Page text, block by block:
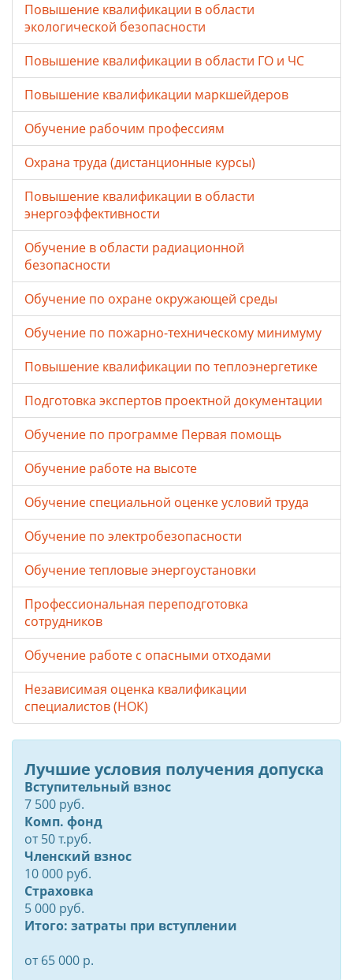
Повышение квалификации в области
экологической безопасности
Повышение квалификации в области ГО и ЧС
Повышение квалификации маркшейдеров
Обучение рабочим профессиям
Охрана труда (дистанционные курсы)
Повышение квалификации в области
энергоэффективности
Обучение в области радиационной
безопасности
Обучение по охране окружающей среды
Обучение по пожарно-техническому минимуму
Повышение квалификации по теплоэнергетике
Подготовка экспертов проектной документации
Обучение по программе Первая помощь
Обучение работе на высоте
Обучение специальной оценке условий труда
Обучение по электробезопасности
Обучение тепловые энергоустановки
Профессиональная переподготовка
сотрудников
Обучение работе с опасными отходами
Независимая оценка квалификации
специалистов (НОК)
Лучшие условия получения допуска
Вступительный взнос
7 500 руб.
Комп. фонд
от50т.руб.
Членский взнос
10 000 руб.
Страховка
5 000 руб.
Итого: затраты при вступлении
от 65 000 р.